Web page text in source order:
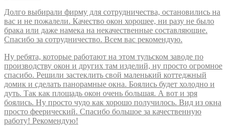
Долго выбирали фирму для сотрудничества, остановились на
вас и не пожалели. Качество окон хорошее, ни разу не было
брака или даже намека на некачественные составляющие.
Спасибо за сотрудничество. Всем вас рекомендую.
Ну ребята, которые работают на этом тульском заводе по
производству окон и других там изделий, ну просто огромное
спасибо. Решили застеклить свой маленький коттеджный
домик и сделать панорамные окна. Боялись будет холодно и
дуть. Так как площадь окон очень большая. А вот и зря
боялись. Ну просто чудо как хорошо получилось. Вид из окна
просто феерический. Спасибо большое за качественную
работу! Рекомендую!